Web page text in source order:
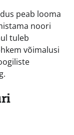
peab looma
noori
tuleb
võimalusi